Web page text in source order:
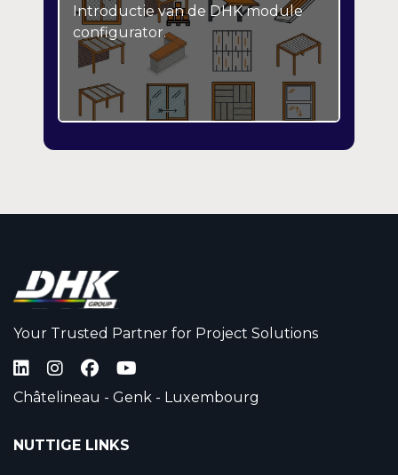
Introductie van de DHK module
configurator.
Your Trusted Partner for Project Solutions
Châtelineau - Genk - Luxembourg
NUTTIGE LINKS